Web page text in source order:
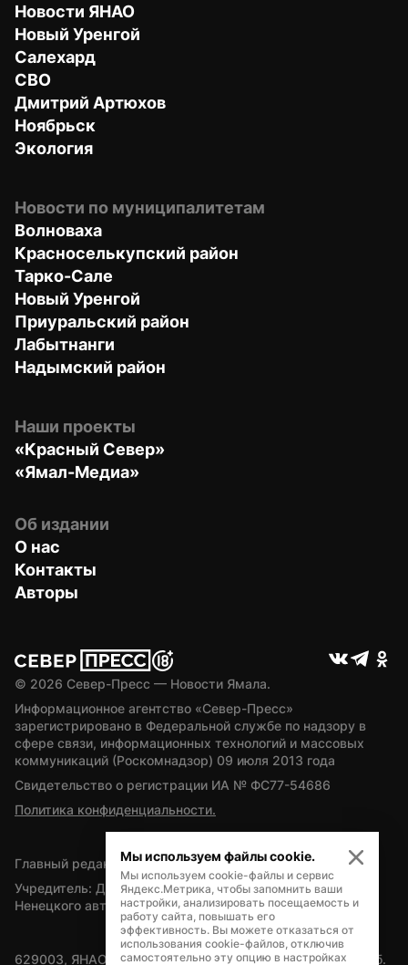
Новости ЯНАО
Новый Уренгой
Салехард
СВО
Дмитрий Артюхов
Ноябрьск
Экология
Новости по муниципалитетам
Волноваха
Красноселькупский район
Тарко-Сале
Новый Уренгой
Приуральский район
Лабытнанги
Надымский район
Наши проекты
«Красный Север»
«Ямал-Медиа»
Об издании
О нас
Контакты
Авторы
© 2026 Север-Пресс — Новости Ямала.
Информационное агентство «Север-Пресс»
зарегистрировано в Федеральной службе по надзору в
сфере связи, информационных технологий и массовых
коммуникаций (Роскомнадзор) 09 июля 2013 года
Свидетельство о регистрации ИА № ФС77-54686
Политика конфиденциальности.
Главный редактор — А.Л. Поздеев
Учредитель: Департамент внутренней политики Ямало-
Ненецкого автономного округа
629003, ЯНАО, Салехард, мкр. Богдана Кнунянца, д.1, каб.
Мы используем файлы cookie.
Мы используем cookie-файлы и сервис
Яндекс.Метрика, чтобы запомнить ваши
настройки, анализировать посещаемость и
работу сайта, повышать его
эффективность. Вы можете отказаться от
использования cookie-файлов, отключив
самостоятельно эту опцию в настройках